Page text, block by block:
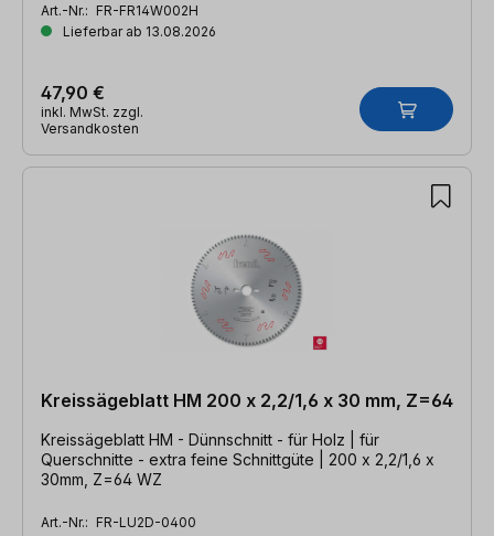
Art.-Nr.: FR-FR14W002H
Lieferbar ab 13.08.2026
47,90 €
inkl. MwSt. zzgl.
Versandkosten
Kreissägeblatt HM 200 x 2,2/1,6 x 30 mm, Z=64
Kreissägeblatt HM - Dünnschnitt - für Holz | für
Querschnitte - extra feine Schnittgüte | 200 x 2,2/1,6 x
30mm, Z=64 WZ
Art.-Nr.: FR-LU2D-0400